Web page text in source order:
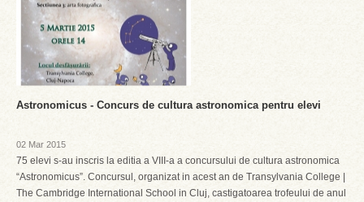
Astronomicus - Concurs de cultura astronomica pentru elevi
02 Mar 2015
75 elevi s-au inscris la editia a VIII-a a concursului de cultura astronomica
“Astronomicus”. Concursul, organizat in acest an de Transylvania College |
The Cambridge International School in Cluj, castigatoarea trofeului de anul